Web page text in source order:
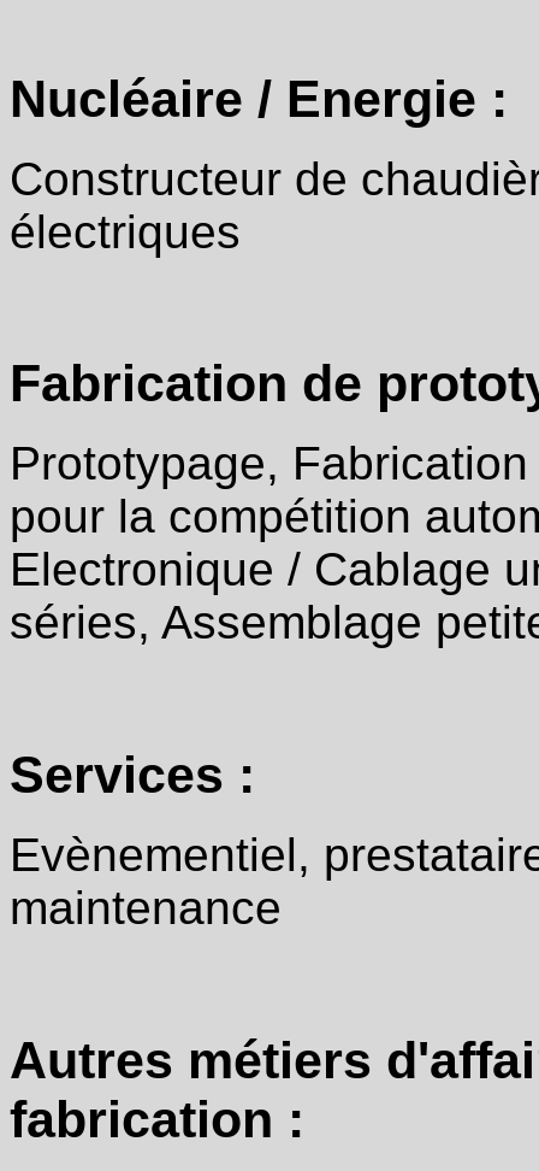
Nucléaire / Energie :
Constructeur de
électriques
Fabrication de
Prototypage,
pour la compétition
Electronique / Cablage
séries, Assemblage
Services :
Evènementiel,
maintenance
Autres métiers
fabrication :